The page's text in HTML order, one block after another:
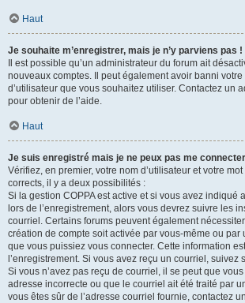
Haut
Je souhaite m’enregistrer, mais je n’y parviens pas !
Il est possible qu’un administrateur du forum ait
nouveaux comptes. Il peut également avoir banni
d’utilisateur que vous souhaitez utiliser. Contactez un
pour obtenir de l’aide.
Haut
Je suis enregistré mais je ne peux pas me
Vérifiez, en premier, votre nom d’utilisateur et votre
corrects, il y a deux possibilités :
Si la gestion COPPA est active et si vous avez indiqué
lors de l’enregistrement, alors vous devrez suivre les
courriel. Certains forums peuvent également
création de compte soit activée par vous-même ou par
que vous puissiez vous connecter. Cette information
l’enregistrement. Si vous avez reçu un courriel, suivez
Si vous n’avez pas reçu de courriel, il se peut que
adresse incorrecte ou que le courriel ait été traité par
vous êtes sûr de l’adresse courriel fournie, contactez